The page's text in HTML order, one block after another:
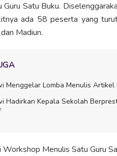
Guru Satu Buku.
ada 58 peserta yang
Madiun.
Menggelar Lomba Menulis
Hadirkan Kepala Sekolah
Workshop Menulis Satu Guru